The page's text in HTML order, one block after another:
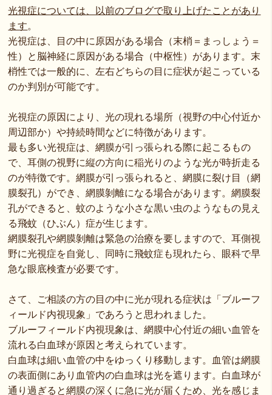
光視症については、以前のブログで取り上げたことがあり
ます。
光視症は、目の中に原因がある場合（末梢＝まっしょう＝
性）と脳神経に原因がある場合（中枢性）があります。末
梢性では一般的に、左右どちらの目に症状が起こっている
のか判別が可能です。
光視症の原因により、光の現れる場所（視野の中心付近か
周辺部か）や持続時間などに特徴があります。
最も多い光視症は、網膜が引っ張られる際に起こるもの
で、耳側の視野に縦の方向に稲光りのような光が時折走る
のが特徴です。網膜が引っ張られると、網膜に裂け目（網
膜裂孔）ができ、網膜剝離になる場合があります。網膜裂
孔ができると、蚊のような小さな黒い虫のようなもの見え
る飛蚊（ひぶん）症が生じます。
網膜裂孔や網膜剝離は緊急の治療を要しますので、耳側視
野に光視症を自覚し、同時に飛蚊症も現れたら、眼科で早
急な眼底検査が必要です。
さて、ご相談の方の目の中に光が現れる症状は「ブルーフ
ィールド内視現象」であろうと思われました。
ブルーフィールド内視現象は、網膜中心付近の細い血管を
流れる白血球が原因と考えられています。
白血球は細い血管の中をゆっくり移動します。血管は網膜
の表面側にあり血管内の白血球は光を遮ります。白血球が
通り過ぎると網膜の深くに急に光が届くため、光を感じま